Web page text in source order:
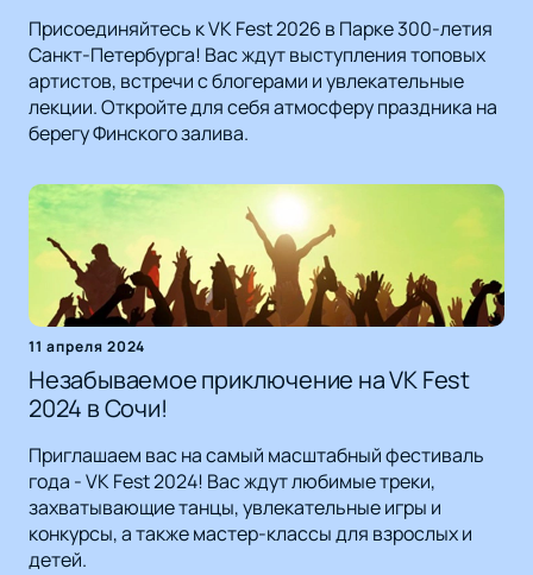
Присоединяйтесь к VK Fest 2026 в Парке 300-летия
Санкт-Петербурга! Вас ждут выступления топовых
артистов, встречи с блогерами и увлекательные
лекции. Откройте для себя атмосферу праздника на
берегу Финского залива.
11 апреля 2024
Незабываемое приключение на VK Fest
2024 в Сочи!
Приглашаем вас на самый масштабный фестиваль
года - VK Fest 2024! Вас ждут любимые треки,
захватывающие танцы, увлекательные игры и
конкурсы, а также мастер-классы для взрослых и
детей.